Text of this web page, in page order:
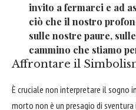
invito a fermarci e ad
ciò che il nostro
sulle nostre paure,
cammino che stiamo
Affrontare il
È cruciale non interpretare il sogno
morto non è un presagio di